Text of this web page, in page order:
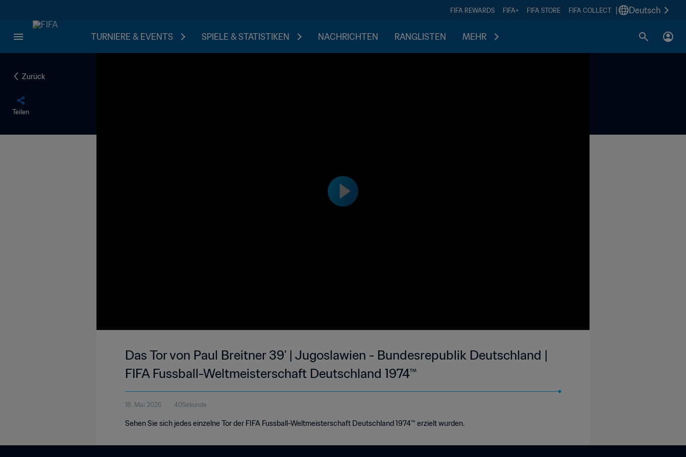
FIFA REWARDS FIFA+ FIFA STORE FIFA COLLECT Deutsch
TURNIERE & EVENTS SPIELE & STATISTIKEN NACHRICHTEN RANGLISTEN MEHR
Zurück
Teilen
Das Tor von Paul Breitner 39' | Jugoslawien - Bundesrepublik Deutschland |
FIFA Fussball-Weltmeisterschaft Deutschland 1974™
18. Mai 2026 40Sekunde
Sehen Sie sich jedes einzelne Tor der FIFA Fussball-Weltmeisterschaft Deutschland 1974™ erzielt wurden.